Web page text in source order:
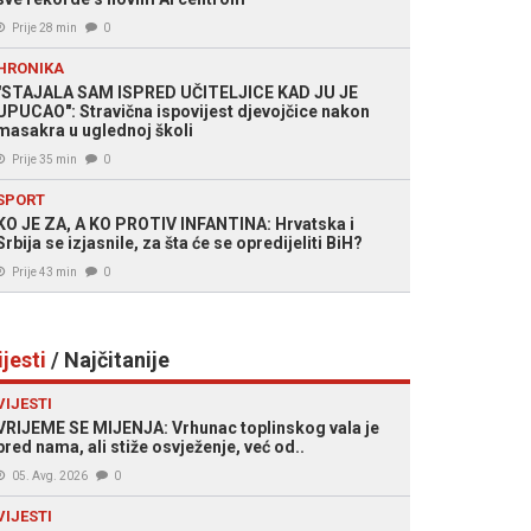
Prije 28 min 0
SAM ISPRED UČITELJICE KAD JU JE
Stravična ispovijest djevojčice nakon
u uglednoj školi
Prije 35 min 0
JE ZA, A KO PROTIV INFANTINA: Hrvatska i
se izjasnile, za šta će se opredijeliti BiH?
Prije 43 min 0
/ Najčitanije
SE MIJENJA: Vrhunac toplinskog vala je
nama, ali stiže osvježenje, već od..
05. Avg. 2026 0